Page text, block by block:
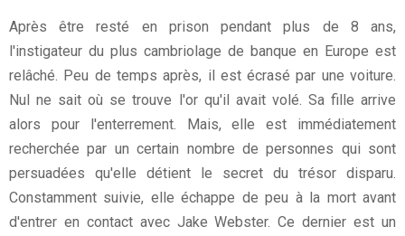
Après être resté en prison pendant plus de 8 ans,
l'instigateur du plus cambriolage de banque en Europe est
relâché. Peu de temps après, il est écrasé par une voiture.
Nul ne sait où se trouve l'or qu'il avait volé. Sa fille arrive
alors pour l'enterrement. Mais, elle est immédiatement
recherchée par un certain nombre de personnes qui sont
persuadées qu'elle détient le secret du trésor disparu.
Constamment suivie, elle échappe de peu à la mort avant
d'entrer en contact avec Jake Webster. Ce dernier est un